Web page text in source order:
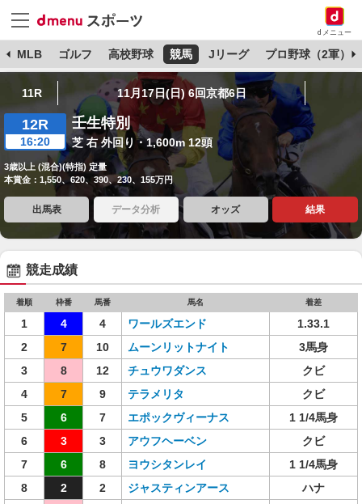
dメニュー
MLB ゴルフ 高校野球 競馬 Jリーグ プロ野球（2軍）
11R 11月17日(日) 6回京都6日
12R
16:20
壬生特別
芝 右 外回り・1,600m 12頭
3歳以上 (混合)(特指) 定量
本賞金：1,550、620、390、230、155万円
出馬表 データ分析 オッズ 結果
競走成績
着順 枠番 馬番 馬名 着差
1 4 4 ワールズエンド
1.33.1
2
7 10 ムーンリットナイト
3馬身
3
8 12 チュウワダンス
クビ
4
7 9 テラメリタ
クビ
5
6 7 エポックヴィーナス
1 1/4馬身
6
3 3 アウフヘーベン
クビ
7
6 8 ヨウシタンレイ
1 1/4馬身
8
2 2 ジャスティンアース
ハナ